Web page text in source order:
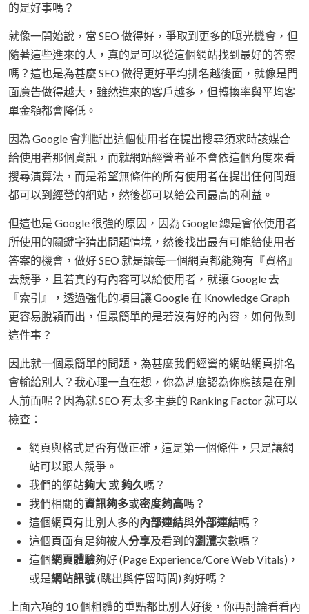
的是好事嗎？
就像一開始說，當 SEO 做得好，爭取到更多的曝光機會，但
隨著這些進來的人，真的是可以從這個網站找到最好的答案
嗎？這也是為甚麼 SEO 做得更好平均排名越後面，就像是門
面廣告做得越大，雖然進來的客戶越多，但轉換率與平均客
單金額都會降低。
因為 Google 會判斷出這個使用者在提出搜尋須求時該媒合
給使用者那個資訊，而就網站經營者並不會依這個角度來看
搜尋演算法，而是希望無條件的所有使用者在提出任何問題
都可以到經營的網站，然後都可以給公司最高的利益。
但這也是 Google 很強的原因，因為 Google 總是會依使用者
所使用的關鍵字猜出問題情境，然後找出最有可能給使用者
答案的機會，做好 SEO 就是讓每一個網頁都能夠有『資格』
去競爭，且若真的有內容可以給使用者，就讓 Google 去
『索引』，透過強化的項目讓 Google 在 Knowledge Graph
更容易脫穎而出，但最簡單的是若沒有好的內容，如何做到
這件事？
因此就一個最簡單的問題，為甚麼我們經營的網站網頁排名
會輸給別人？我心理一直在想，你為甚麼認為你應該是在別
人前面呢？因為就 SEO 有太多主要的 Ranking Factor 就可以
檢查：
網頁與格式是否有做正確，這是第一個條件，只是讓網
站可以跟人競爭。
我們的網站夠大 或夠久嗎？
我們相關的資訊夠多或密度夠高嗎？
這個網頁有比別人多的內部連結與外部連結嗎？
這個頁面有足夠被人分享及看到的瀏灠次數嗎？
這個網頁體驗夠好 (Page Experience/Core Web Vitals)，
或是網站訊號(跳出與停留時間) 夠好嗎？
上面六項的 10 個粗體的重點都比別人好後，你再討論看看內